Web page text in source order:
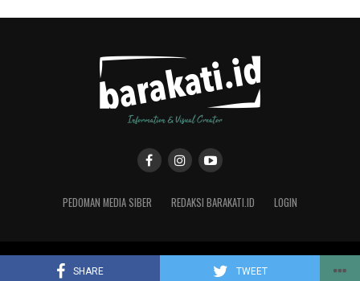
SHARE TWEET
PEDOMAN MEDIA SIBER REDAKSI BARAKATI.ID LOGIN
Copyright © 2019 Barakati.ID supported by CMS Studio Design